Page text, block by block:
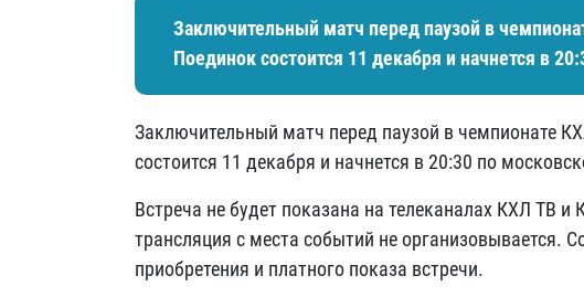
​Заключительный матч перед паузой в
Поединок состоится 11 декабря и начнется в
​Заключительный матч перед паузой в чемпионате
состоится 11 декабря и начнется в 20:30 по
Встреча не будет показана на телеканалах КХЛ ТВ и
трансляция с места событий не организовывается.
приобретения и платного показа встречи.